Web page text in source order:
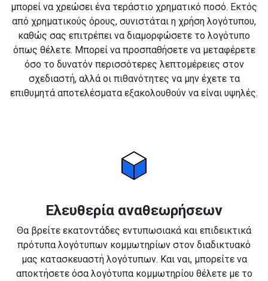
μπορεί να χρεώσει ένα τεράστιο χρηματικό ποσό. Εκτός
από χρηματικούς όρους, συνιστάται η χρήση λογότυπου,
καθώς σας επιτρέπει να διαμορφώσετε το λογότυπο
όπως θέλετε. Μπορεί να προσπαθήσετε να μεταφέρετε
όσο το δυνατόν περισσότερες λεπτομέρειες στον
σχεδιαστή, αλλά οι πιθανότητες να μην έχετε τα
επιθυμητά αποτελέσματα εξακολουθούν να είναι υψηλές.
Ελευθερία αναθεωρήσεων
Θα βρείτε εκατοντάδες εντυπωσιακά και επιδεικτικά
πρότυπα λογότυπων κομμωτηρίων στον διαδικτυακό
μας κατασκευαστή λογότυπων. Και ναι, μπορείτε να
αποκτήσετε όσα λογότυπα κομμωτηρίου θέλετε με το